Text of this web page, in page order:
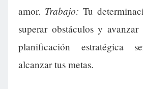
amor. Trabajo: Tu
superar obstáculos y
planificación estratégica
alcanzar tus metas.